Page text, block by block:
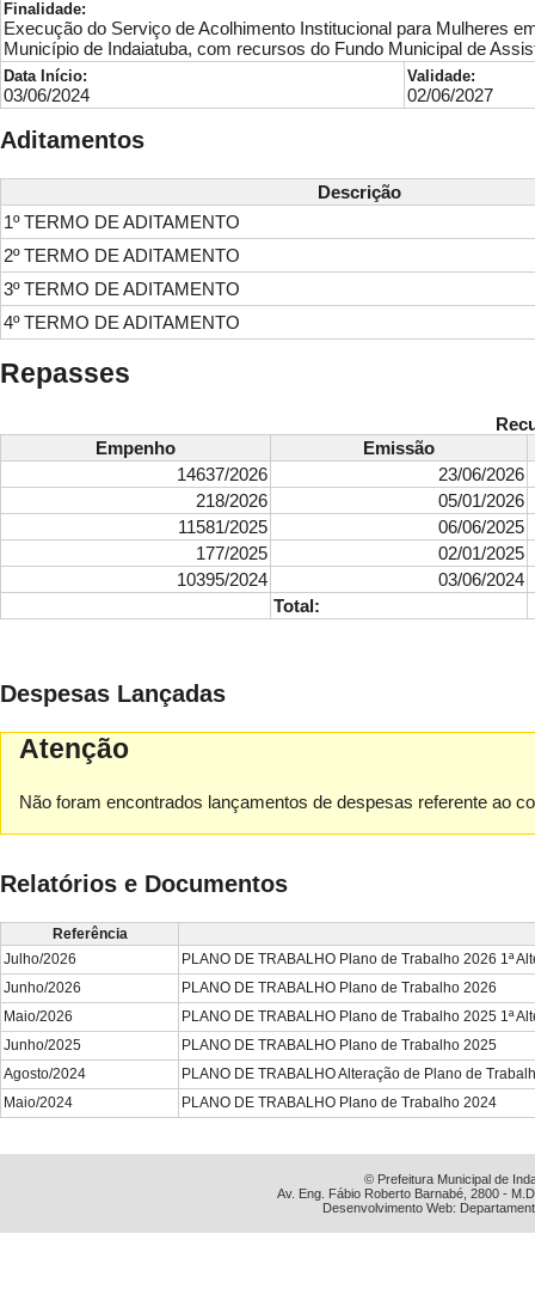
Finalidade:
Execução do Serviço de Acolhimento Institucional para Mulheres
Município de Indaiatuba, com recursos do Fundo Municipal de
Data Início:
03/06/2024
Validade:
02/06/2027
Aditamentos
Descrição
1º TERMO DE ADITAMENTO
2º TERMO DE ADITAMENTO
3º TERMO DE ADITAMENTO
4º TERMO DE ADITAMENTO
Repasses
Empenho
Emissão
14637/2026
23/06/2026
218/2026
05/01/2026
11581/2025
06/06/2025
177/2025
02/01/2025
10395/2024
03/06/2024
Total:
Despesas Lançadas
Atenção
Não foram encontrados lançamentos de despesas referente ao
Relatórios e Documentos
Referência
Julho/2026
PLANO DE TRABALHO Plano de Trabalho 2026 1ª
Junho/2026
PLANO DE TRABALHO Plano de Trabalho 2026
Maio/2026
PLANO DE TRABALHO Plano de Trabalho 2025 1ª
Junho/2025
PLANO DE TRABALHO Plano de Trabalho 2025
Agosto/2024
PLANO DE TRABALHO Alteração de Plano de
Maio/2024
PLANO DE TRABALHO Plano de Trabalho 2024
© Prefeitura Municipal de
Av. Eng. Fábio Roberto Barnabé, 2800 -
Desenvolvimento Web: